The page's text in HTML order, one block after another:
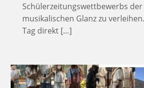
Schülerzeitungswettbewerbs
musikalischen Glanz zu
Tag direkt […]